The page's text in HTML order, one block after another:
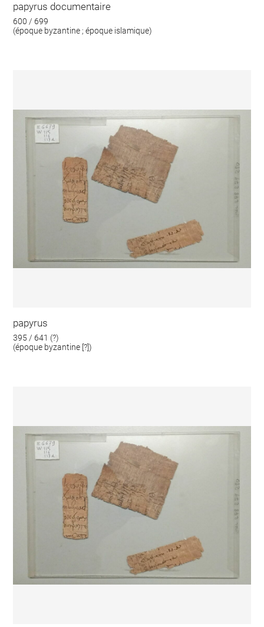
papyrus documentaire
600 / 699
(époque byzantine ; époque islamique)
papyrus
395 / 641 (?)
(époque byzantine [?])